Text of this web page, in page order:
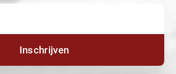
Inschrijven